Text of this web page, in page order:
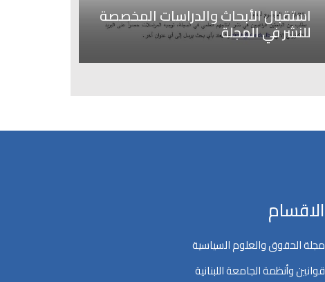
استقبال الأبحاث والدراسات المخصصة
للنشر في المجلة
الاقسام
مجلة الحقوق والعلوم السياسية
قوانين وأنظمة الجامعة اللبنانية